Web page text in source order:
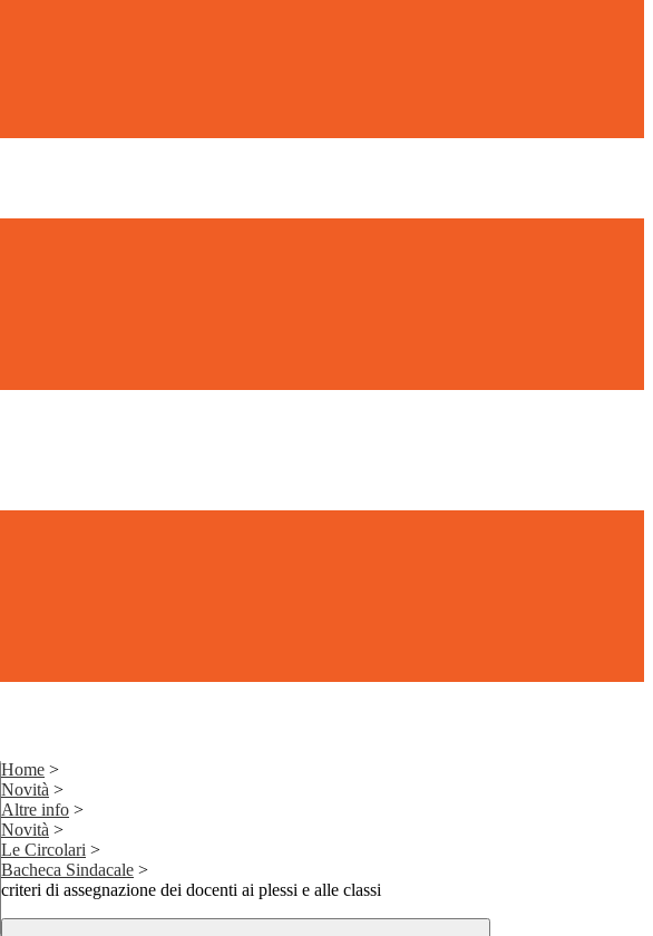
Home >
Novità >
Altre info >
Novità >
Le Circolari >
Bacheca Sindacale >
criteri di assegnazione dei docenti ai plessi e alle classi